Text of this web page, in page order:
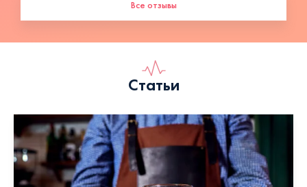
Все отзывы
Статьи